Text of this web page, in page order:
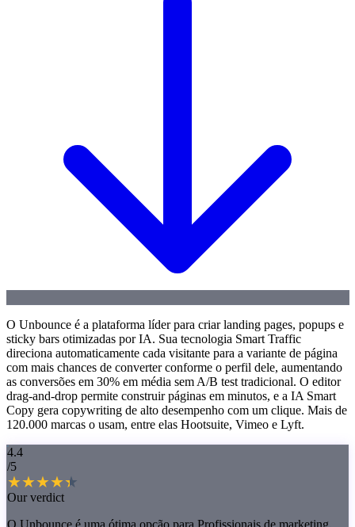
O Unbounce é a plataforma líder para criar landing pages, popups e
sticky bars otimizadas por IA. Sua tecnologia Smart Traffic
direciona automaticamente cada visitante para a variante de página
com mais chances de converter conforme o perfil dele, aumentando
as conversões em 30% em média sem A/B test tradicional. O editor
drag-and-drop permite construir páginas em minutos, e a IA Smart
Copy gera copywriting de alto desempenho com um clique. Mais de
120.000 marcas o usam, entre elas Hootsuite, Vimeo e Lyft.
4.4
/5
Our verdict
O Unbounce é uma ótima opção para Profissionais de marketing,